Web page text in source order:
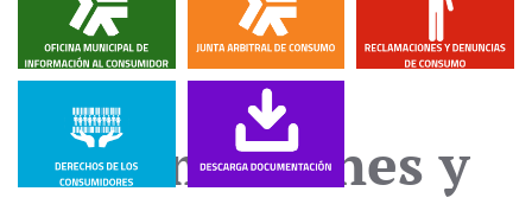
Reclamaciones y